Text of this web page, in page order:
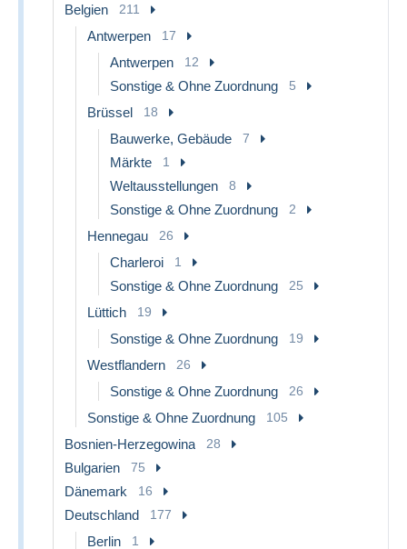
Belgien 211
Antwerpen 17
Antwerpen 12
Sonstige & Ohne Zuordnung 5
Brüssel 18
Bauwerke, Gebäude 7
Märkte 1
Weltausstellungen 8
Sonstige & Ohne Zuordnung 2
Hennegau 26
Charleroi 1
Sonstige & Ohne Zuordnung 25
Lüttich 19
Sonstige & Ohne Zuordnung 19
Westflandern 26
Sonstige & Ohne Zuordnung 26
Sonstige & Ohne Zuordnung 105
Bosnien-Herzegowina 28
Bulgarien 75
Dänemark 16
Deutschland 177
Berlin 1